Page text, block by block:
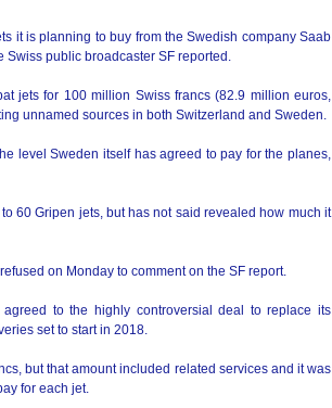
it is planning to buy from the Swedish company Saab
Swiss public broadcaster SF reported.
jets for 100 million Swiss francs (82.9 million euros,
unnamed sources in both Switzerland and Sweden.
level Sweden itself has agreed to pay for the planes,
60 Gripen jets, but has not said revealed how much it
on Monday to comment on the SF report.
to the highly controversial deal to replace its
set to start in 2018.
but that amount included related services and it was
for each jet.